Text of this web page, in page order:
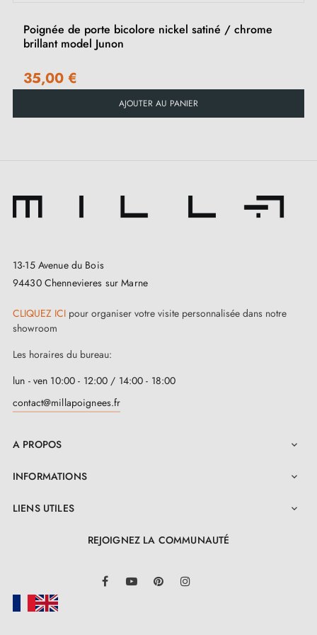
Poignée de porte bicolore nickel satiné / chrome
brillant model Junon
35,00 €
AJOUTER AU PANIER
13-15 Avenue du Bois
94430 Chennevieres sur Marne
CLIQUEZ ICI pour organiser votre visite personnalisée dans notre
showroom
Les horaires du bureau:
lun - ven 10:00 - 12:00 / 14:00 - 18:00
contact@millapoignees.fr
A PROPOS 
INFORMATIONS 
LIENS UTILES 
REJOIGNEZ LA COMMUNAUTÉ
FacebookYouTube Pinterest